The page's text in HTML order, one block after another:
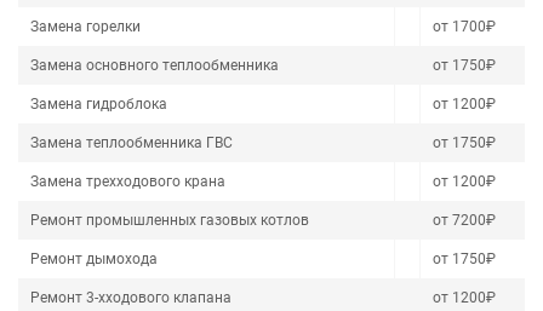
Замена горелки от 1700₽
Замена основного теплообменника от 1750₽
Замена гидроблока от 1200₽
Замена теплообменника ГВС от 1750₽
Замена трехходового крана от 1200₽
Ремонт промышленных газовых котлов от 7200₽
Ремонт дымохода от 1750₽
Ремонт 3-хходового клапана от 1200₽